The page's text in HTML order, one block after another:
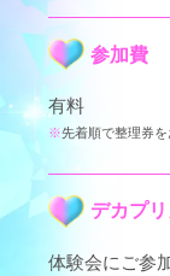
参加費
有料
先着順で整理券を
デカプ
体験会にご参